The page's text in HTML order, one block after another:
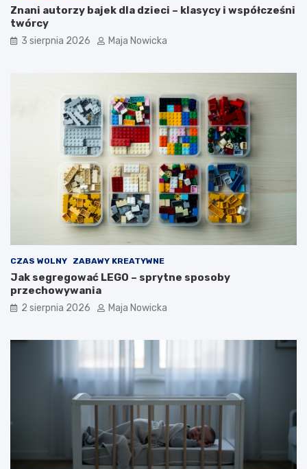
Znani autorzy bajek dla dzieci – klasycy i współcześni
twórcy
3 sierpnia 2026 Maja Nowicka
CZAS WOLNY ZABAWY KREATYWNE
Jak segregować LEGO – sprytne sposoby
przechowywania
2 sierpnia 2026 Maja Nowicka